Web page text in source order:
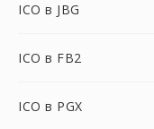
ICO в JBG
ICO в FB2
ICO в PGX